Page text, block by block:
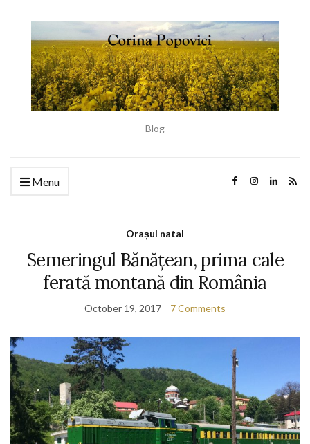
– Blog –
Menu
Orașul natal
Semeringul Bănățean, prima cale
ferată montană din România
October 19, 2017 7 Comments